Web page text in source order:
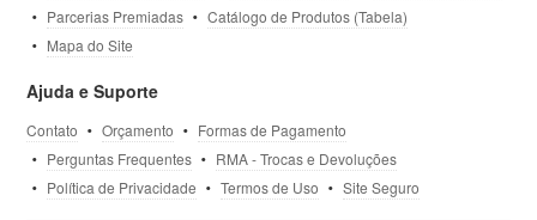
Parcerias Premiadas
Catálogo de Produtos (Tabela)
Mapa do Site
Ajuda e Suporte
Contato Orçamento
Formas de Pagamento
Perguntas Frequentes
RMA - Trocas e Devoluções
Política de Privacidade
Termos de Uso Site Seguro